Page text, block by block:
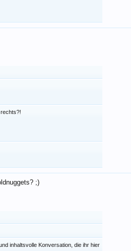
;)
inhaltsvolle Konversation, die ihr hier